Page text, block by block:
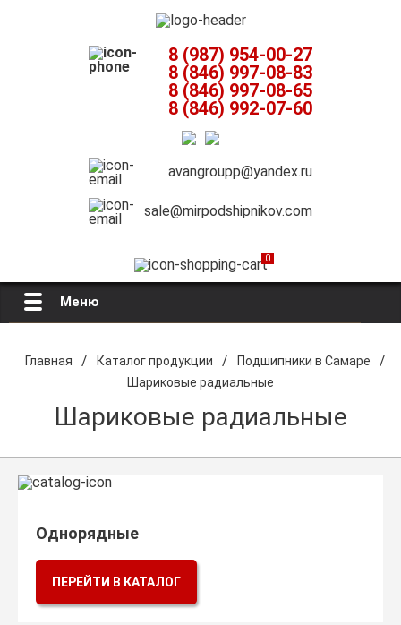
8 (987) 954-00-27
8 (846) 997-08-83
8 (846) 997-08-65
8 (846) 992-07-60
avangroupp@yandex.ru
sale@mirpodshipnikov.com
0
Меню
Оптовикам
Смазка
Главная / Каталог продукции / Подшипники в Самаре /
Шариковые радиальные
Шариковые радиальные
Однорядные
ПЕРЕЙТИ В КАТАЛОГ